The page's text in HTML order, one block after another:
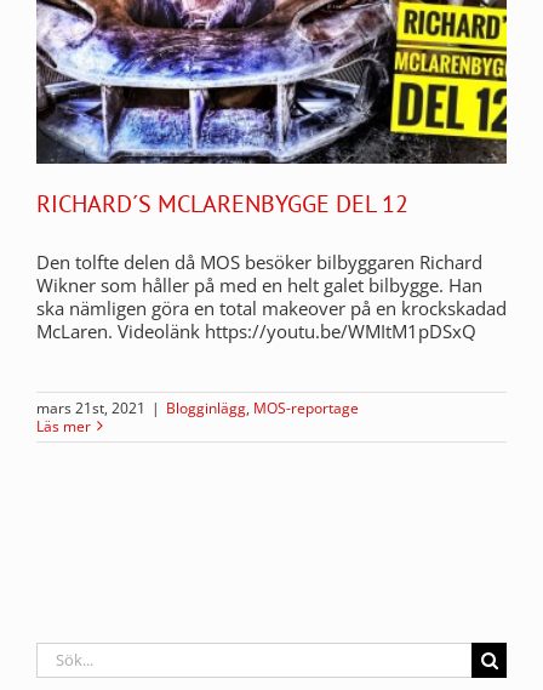
RICHARD´S MCLARENBYGGE DEL 12
Den tolfte delen då MOS besöker bilbyggaren Richard
Wikner som håller på med en helt galet bilbygge. Han
ska nämligen göra en total makeover på en krockskadad
McLaren. Videolänk https://youtu.be/WMItM1pDSxQ
mars 21st, 2021 | Blogginlägg, MOS-reportage
Läs mer
Sök
efter: